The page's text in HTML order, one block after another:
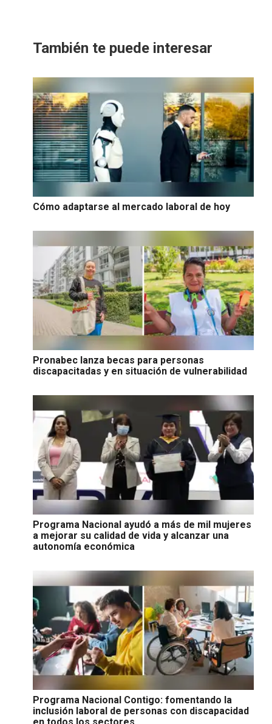
También te puede interesar
Cómo adaptarse al mercado laboral de hoy
Pronabec lanza becas para personas
discapacitadas y en situación de vulnerabilidad
Programa Nacional ayudó a más de mil mujeres
a mejorar su calidad de vida y alcanzar una
autonomía económica
Programa Nacional Contigo: fomentando la
inclusión laboral de personas con discapacidad